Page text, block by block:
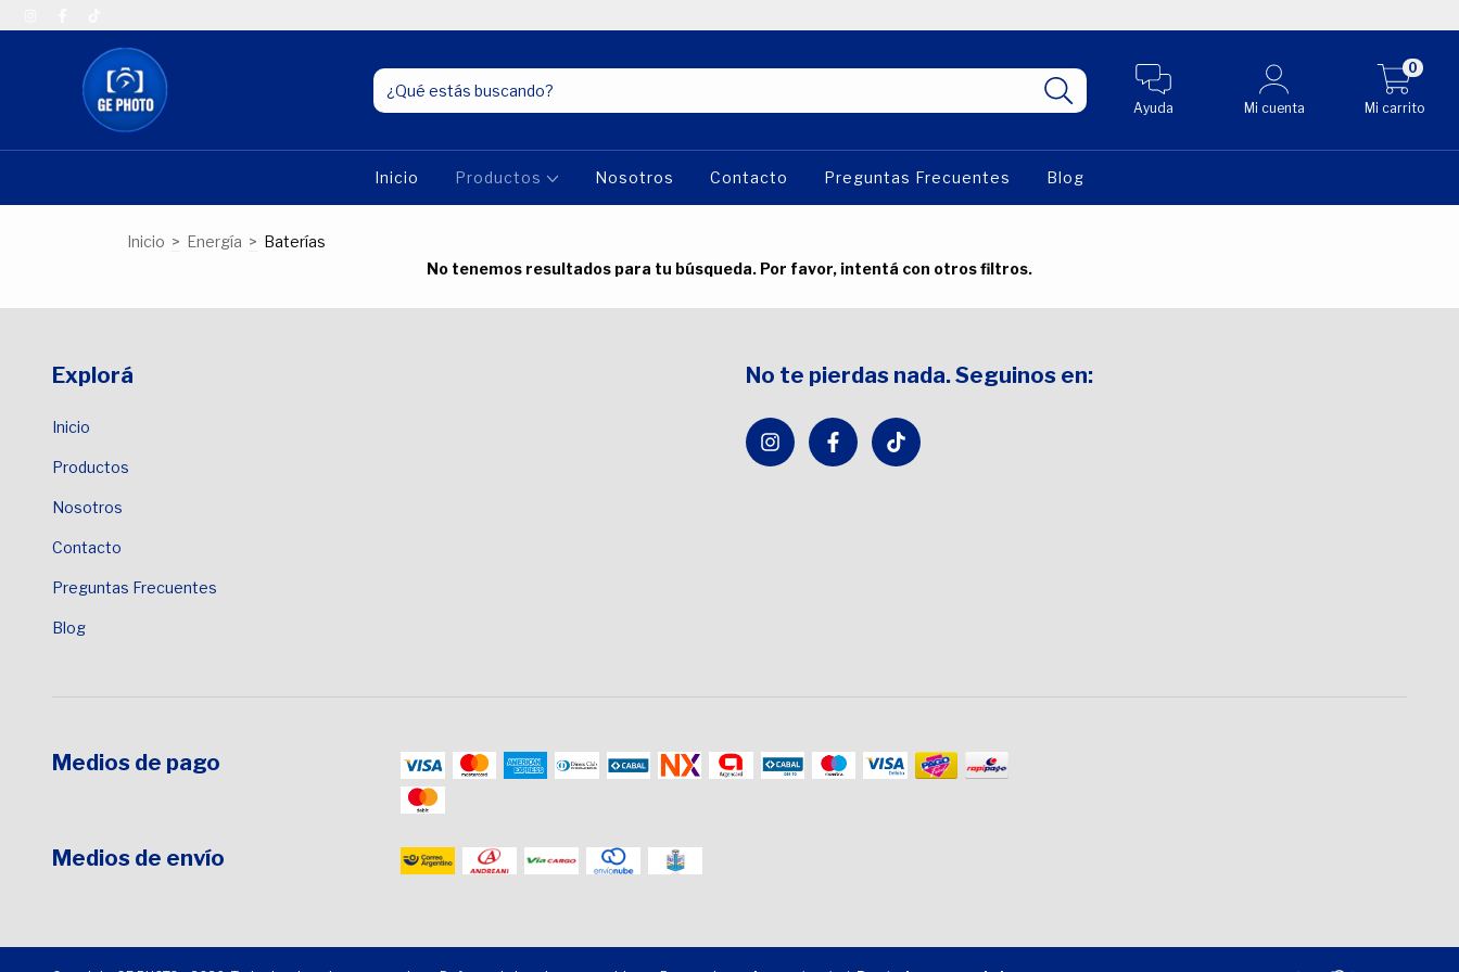
Ayuda Mi cuenta Mi carrito
0
Inicio Productos Nosotros Contacto Preguntas Frecuentes Blog
Inicio > Energía > Baterías
No tenemos resultados para tu búsqueda. Por favor, intentá con otros filtros.
Explorá
Inicio
Productos
Nosotros
Contacto
Preguntas Frecuentes
Blog
No te pierdas nada. Seguinos en:
Medios de pago
Medios de envío